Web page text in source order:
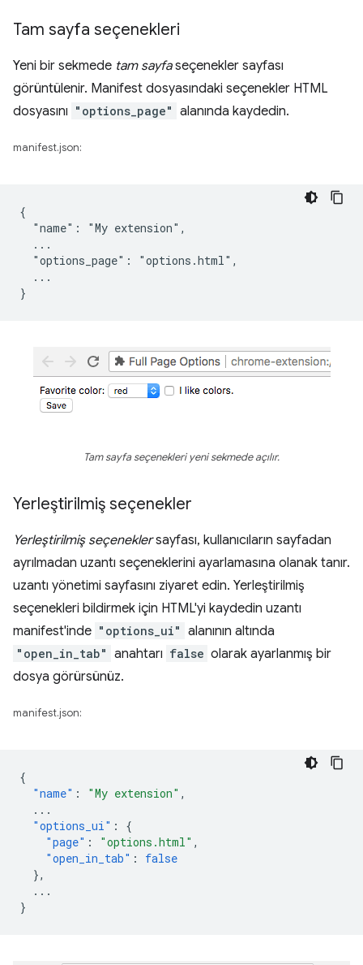
Tam sayfa seçenekleri
Yeni bir sekmede tam sayfaseçenekler sayfası
görüntülenir. Manifest dosyasındaki seçenekler HTML
dosyasını "options_page" alanında kaydedin.
manifest.json:
{
  "name": "My extension",
  ...
  "options_page": "options.html",
  ...
Tam sayfa seçenekleri yeni sekmede açılır.
Yerleştirilmiş seçenekler
Yerleştirilmiş seçeneklersayfası, kullanıcıların sayfadan
ayrılmadan uzantı seçeneklerini ayarlamasına olanak tanır.
uzantı yönetimi sayfasını ziyaret edin. Yerleştirilmiş
seçenekleri bildirmek için HTML'yi kaydedin uzantı
manifest'inde "options_ui" alanının altında
"open_in_tab" anahtarı false olarak ayarlanmış bir
dosya görürsünüz.
manifest.json:
{
"name" : "My extension" ,
...
"options_ui" :
{
"page" : "options.html" ,
"open_in_tab" :
false
},
...
}